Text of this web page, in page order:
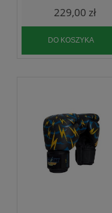
229,00 zł
DO KOSZYKA